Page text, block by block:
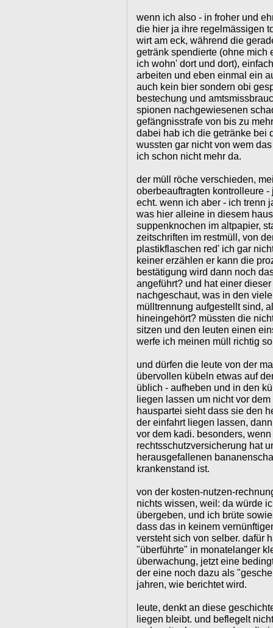
wenn ich also - in froher und
die hier ja ihre regelmässigen
wirt am eck, während die
getränk spendierte (ohne mich
ich wohn' dort und dort),
arbeiten und eben einmal ein
auch kein bier sondern obi
bestechung und
spionen nachgewiesenen
gefängnisstrafe von bis zu
dabei hab ich die getränke bei
wussten gar nicht von wem
ich schon nicht mehr da.
der müll röche verschieden,
oberbeauftragten kontrolleure
echt. wenn ich aber - ich trenn
was hier alleine in diesem
suppenknochen im altpapier,
zeitschriften im restmüll, von
plastikflaschen red' ich gar
keiner erzählen er kann die
bestätigung wird dann noch
angeführt? und hat einer
nachgeschaut, was in den
mülltrennung aufgestellt sind,
hineingehört? müssten die
sitzen und den leuten einen
werfe ich meinen müll richtig
und dürfen die leute von der
übervollen kübeln etwas auf
üblich - aufheben und in den
liegen lassen um nicht vor
hauspartei sieht dass sie den
der einfahrt liegen lassen,
vor dem kadi. besonders,
rechtsschutzversicherung hat
herausgefallenen
krankenstand ist.
von der kosten-nutzen-
nichts wissen, weil: da würde
übergeben, und ich brüte
dass das in keinem
versteht sich von selber. dafür
"überführte" in monatelanger
überwachung, jetzt eine
der eine noch dazu als
jahren, wie berichtet wird.
leute, denkt an diese
liegen bleibt. und beflegelt